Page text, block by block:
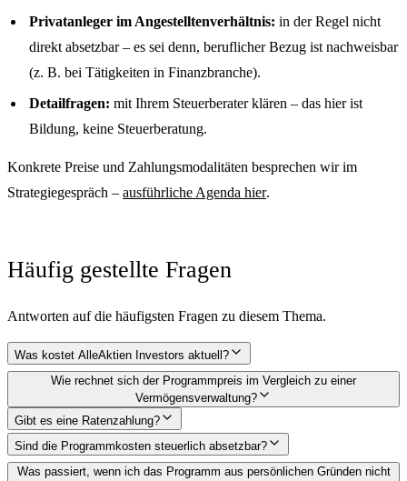
Privatanleger im Angestelltenverhältnis: in der Regel nicht
direkt absetzbar – es sei denn, beruflicher Bezug ist nachweisbar
(z. B. bei Tätigkeiten in Finanzbranche).
Detailfragen: mit Ihrem Steuerberater klären – das hier ist
Bildung, keine Steuerberatung.
Konkrete Preise und Zahlungsmodalitäten besprechen wir im
Strategiegespräch – ausführliche Agenda hier.
Häufig gestellte Fragen
Antworten auf die häufigsten Fragen zu diesem Thema.
Was kostet AlleAktien Investors aktuell?
Wie rechnet sich der Programmpreis im Vergleich zu einer
Vermögensverwaltung?
Gibt es eine Ratenzahlung?
Sind die Programmkosten steuerlich absetzbar?
Was passiert, wenn ich das Programm aus persönlichen Gründen nicht